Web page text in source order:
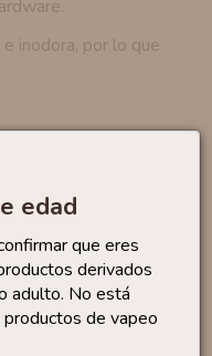
edad
que eres
derivados
adulto. No está
de vapeo
inodora, por lo que
10ml
6